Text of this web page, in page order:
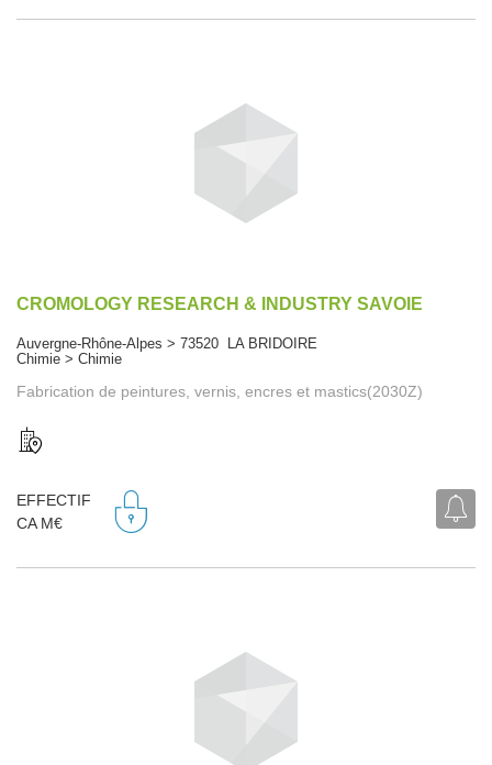
CROMOLOGY RESEARCH & INDUSTRY SAVOIE
Auvergne-Rhône-Alpes > 73520 LA BRIDOIRE
Chimie > Chimie
Fabrication de peintures, vernis, encres et mastics(2030Z)
EFFECTIF
CA M€